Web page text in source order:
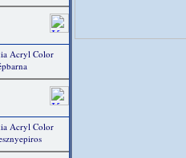
Acryl Color
Acryl Color